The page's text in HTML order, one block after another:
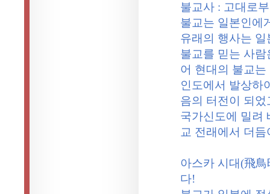
불교사 : 고대로
불교는 일본인에
유래의 행사는
불교를 믿는 사람
어 현대의 불교
인도에서 발상하
음의 터전이 되었
국가신도에 밀려
교 전래에서 더듬
아스카 시대(飛鳥
다!